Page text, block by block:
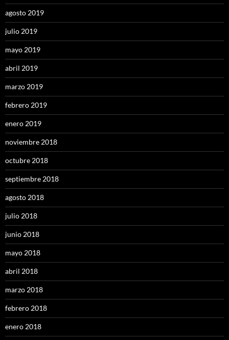
agosto 2019
julio 2019
mayo 2019
abril 2019
marzo 2019
febrero 2019
enero 2019
noviembre 2018
octubre 2018
septiembre 2018
agosto 2018
julio 2018
junio 2018
mayo 2018
abril 2018
marzo 2018
febrero 2018
enero 2018